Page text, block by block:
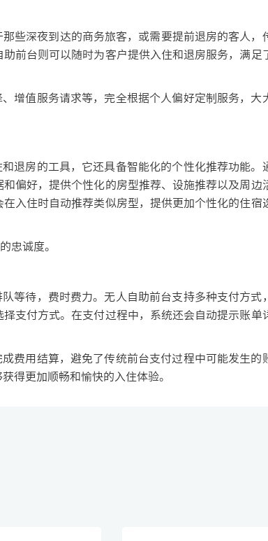
些深夜到达的商务旅客，或需要提前退房的客人，
前台则可以随时为客户提供入住和退房服务，满足
增值服务请求等，完全根据个人偏好定制服务，大
退房的工具，它还具备智能化的个性化推荐功能。
偏好，提供个性化的房型推荐、设施推荐以及周边
入住时自动推荐类似房型，提供更加个性化的住宿
忠诚度。
等待，费时费力。无人自助前台支持多种支付方式，
支付方式。在支付过程中，系统还会自动提示账单
费用结算，避免了传统前台支付过程中可能发生的
得更加顺畅和愉快的入住体验。